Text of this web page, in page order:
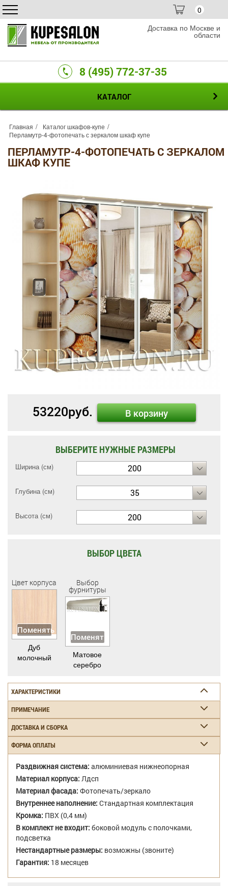
0
Доставка по Москве и
области
8 (495) 772-37-35
КАТАЛОГ
Главная
Каталог шкафов-купе
Перламутр-4-фотопечать с зеркалом шкаф купе
ПЕРЛАМУТР-4-ФОТОПЕЧАТЬ С ЗЕРКАЛОМ
ШКАФ КУПЕ
53220руб. В корзину
ВЫБЕРИТЕ НУЖНЫЕ РАЗМЕРЫ
Ширина (см) 200
Глубина (см) 35
Высота (см) 200
ВЫБОР ЦВЕТА
Цвет корпуса
Поменять
Дуб
молочный
Выбор
фурнитуры
Поменять
Матовое
серебро
ХАРАКТЕРИСТИКИ
ПРИМЕЧАНИЕ
ДОСТАВКА И СБОРКА
ФОРМА ОПЛАТЫ
Раздвижная система: алюминиевая нижнеопорная
Материал корпуса: Лдсп
Материал фасада: Фотопечать/зеркало
Внутреннее наполнение: Стандартная комплектация
Кромка: ПВХ (0,4 мм)
В комплект не входит: боковой модуль с полочками,
подсветка
Нестандартные размеры: возможны (звоните)
Гарантия: 18 месяцев